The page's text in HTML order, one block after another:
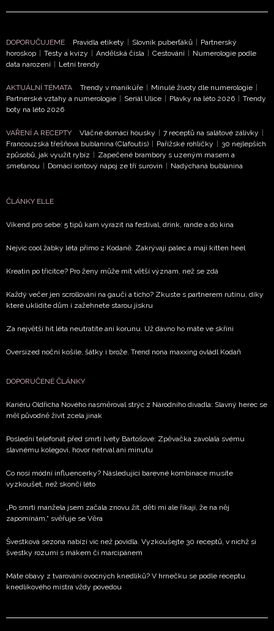
NEWSLETTER
ODESLAT
Přihlášením k newsletteru souhlasíte sObchodními
ochrany soukromí
informace od našich partnerů? Pokud souhlasíte se
soukromí BurdaMedia Extra s.r.o., zaškrtněte toto pole.
DOPORUČUJEME Pravidla etikety | Slovník puberťáků | Partnerský
horoskop | Testy a kvízy | Andělská čísla | Cestování | Numerologie podle
data narození | Letní trendy
AKTUÁLNÍ TÉMATA Trendy v manikúře | Minulé životy dle numerologie |
Partnerské vztahy a numerologie | Seriál Ulice | Plavky na léto 2026 | Trendy
boty na léto 2026
VAŘENÍ A RECEPTY Vláčné domácí housky | 7 receptů na salátové zálivky |
Francouzská třešňová bublanina (Clafoutis) | Pařížské rohlíčky | 30 nejlepších
způsobů, jak využít rybíz | Zapečené brambory s uzeným masem a
smetanou | Domácí iontový nápoj ze tří surovin | Nadýchaná bublanina
ČLÁNKY ELLE
Víkend pro sebe: 5 tipů kam vyrazit na festival, drink, rande a do kina
Nejvíc cool žabky léta přímo z Kodaně. Zakrývají palec a mají kitten heel
Kreatin po třicítce? Pro ženy může mít větší význam, než se zdá
Každý večer jen scrollování na gauči a ticho? Zkuste s partnerem rutinu, díky
které uklidíte dům i zažehnete starou jiskru
Za největší hit léta neutratíte ani korunu. Už dávno ho máte ve skříni
Oversized noční košile, šátky i brože. Trend nona maxxing ovládl Kodaň
DOPORUČENÉ ČLÁNKY
Kariéru Oldřicha Nového nasměroval strýc z Národního divadla: Slavný herec se
měl původně živit zcela jinak
Poslední telefonát před smrtí Ivety Bartošové: Zpěvačka zavolala svému
slavnému kolegovi, hovor netrval ani minutu
Co nosí módní influencerky? Následující barevné kombinace musíte
vyzkoušet, než skončí léto
„Po smrti manžela jsem začala znovu žít, děti mi ale říkají, že na něj
zapomínám,“ svěřuje se Věra
Švestková sezona nabízí víc než povidla. Vyzkoušejte 30 receptů, v nichž si
švestky rozumí s mákem či marcipánem
Máte obavy z tvarování ovocných knedlíků? V hrnečku se podle receptu
knedlíkového mistra vždy povedou